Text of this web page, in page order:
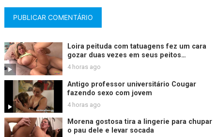
Loira peituda com tatuagens fez um cara
gozar duas vezes em seus peitos
enormes.
4 horas ago
Antigo professor universitário Cougar
fazendo sexo com jovem
4 horas ago
Morena gostosa tira a lingerie para chupar
o pau dele e levar socada